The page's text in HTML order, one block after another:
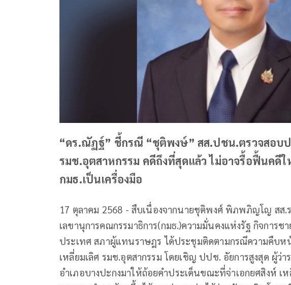
“ดร.ณัฏฐ์” ชี้กรณี “ชุติพงษ์” สส.ปชน.ตรวจสอบป
รมช.อุตสาหกรรม คดีถึงที่สุดแล้ว ไม่อาจรื้อฟื้นคดีใ
กมธ.เป็นเครื่องมือ
17 ตุลาคม 2568 - สืบเนื่องจากนายชุติพงศ์ พิภพภิญโญ สส.
เลขานุการคณกรรมาธิการ(กมธ.)ความมั่นคงแห่งรัฐ กิจการ
ประเทศ สภาผู้แทนราษฎร ได้ประชุมติดตามกรณีความคืบห
เหลี่ยมเลิศ รมช.อุตสากรรม โดยเชิญ ปปช. อัยการสูงสุด ผู้ว่า
อำเภอบางปะกงมาให้ถ้อยคำประเด็นขณะที่จ่าเอกยศสิงห์ เ